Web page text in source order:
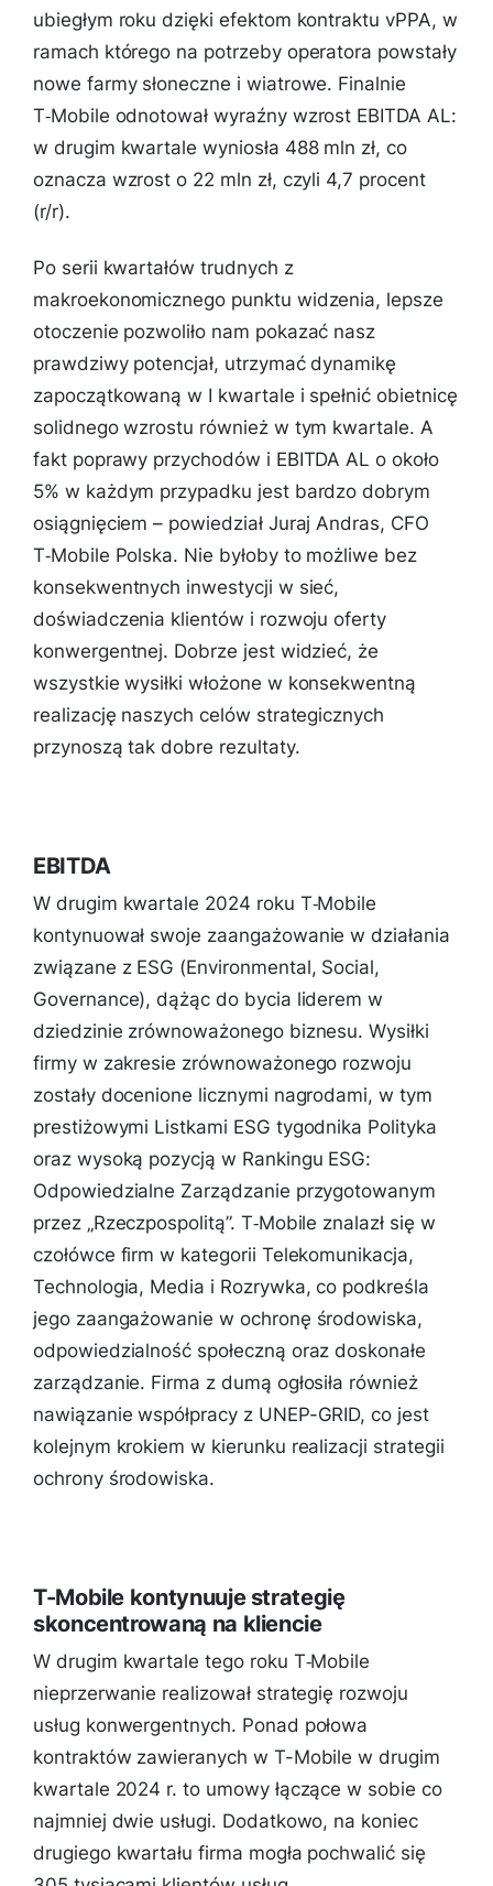
ubiegłym roku dzięki efektom kontraktu vPPA, w
ramach którego na potrzeby operatora powstały
nowe farmy słoneczne i wiatrowe. Finalnie
T‑Mobile odnotował wyraźny wzrost EBITDA AL:
w drugim kwartale wyniosła 488 mln zł, co
oznacza wzrost o 22 mln zł, czyli 4,7 procent
(r/r).
Po serii kwartałów trudnych z
makroekonomicznego punktu widzenia, lepsze
otoczenie pozwoliło nam pokazać nasz
prawdziwy potencjał, utrzymać dynamikę
zapoczątkowaną w I kwartale i spełnić obietnicę
solidnego wzrostu również w tym kwartale. A
fakt poprawy przychodów i EBITDA AL o około
5% w każdym przypadku jest bardzo dobrym
osiągnięciem – powiedział Juraj Andras, CFO
T‑Mobile Polska. Nie byłoby to możliwe bez
konsekwentnych inwestycji w sieć,
doświadczenia klientów i rozwoju oferty
konwergentnej. Dobrze jest widzieć, że
wszystkie wysiłki włożone w konsekwentną
realizację naszych celów strategicznych
przynoszą tak dobre rezultaty.
EBITDA
W drugim kwartale 2024 roku T‑Mobile
kontynuował swoje zaangażowanie w działania
związane z ESG (Environmental, Social,
Governance), dążąc do bycia liderem w
dziedzinie zrównoważonego biznesu. Wysiłki
firmy w zakresie zrównoważonego rozwoju
zostały docenione licznymi nagrodami, w tym
prestiżowymi Listkami ESG tygodnika Polityka
oraz wysoką pozycją w Rankingu ESG:
Odpowiedzialne Zarządzanie przygotowanym
przez „Rzeczpospolitą”. T‑Mobile znalazł się w
czołówce firm w kategorii Telekomunikacja,
Technologia, Media i Rozrywka, co podkreśla
jego zaangażowanie w ochronę środowiska,
odpowiedzialność społeczną oraz doskonałe
zarządzanie. Firma z dumą ogłosiła również
nawiązanie współpracy z UNEP-GRID, co jest
kolejnym krokiem w kierunku realizacji strategii
ochrony środowiska.
T-Mobile kontynuuje strategię
skoncentrowaną na kliencie
W drugim kwartale tego roku T‑Mobile
nieprzerwanie realizował strategię rozwoju
usług konwergentnych. Ponad połowa
kontraktów zawieranych w T-Mobile w drugim
kwartale 2024 r. to umowy łączące w sobie co
najmniej dwie usługi. Dodatkowo, na koniec
drugiego kwartału firma mogła pochwalić się